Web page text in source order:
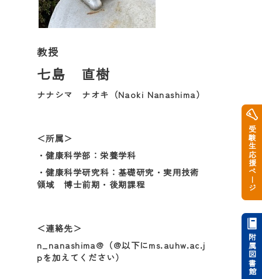
教授
七島 直樹
ナナシマ ナオキ（Naoki Nanashima）
＜所属＞
・健康科学部：栄養学科
・健康科学研究科：基礎研究・実用技術
領域 博士前期・後期課程
＜連絡先＞
n_nanashima@（@以下にms.auhw.ac.j
pを加えてください）
受験生応援ページ
附属図書館